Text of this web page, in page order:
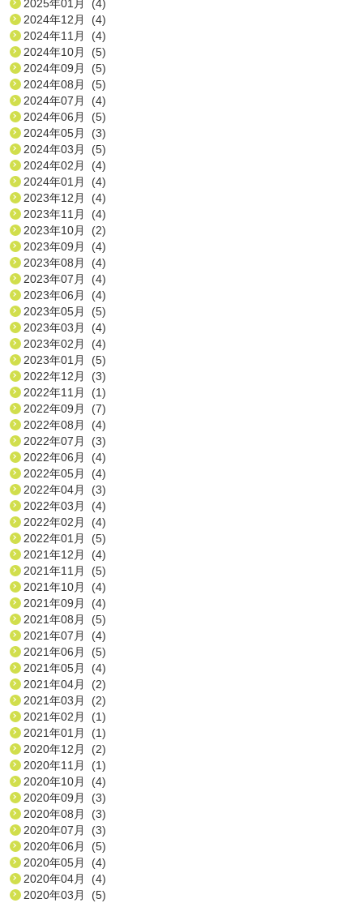
2025年01月 (4)
2024年12月 (4)
2024年11月 (4)
2024年10月 (5)
2024年09月 (5)
2024年08月 (5)
2024年07月 (4)
2024年06月 (5)
2024年05月 (3)
2024年03月 (5)
2024年02月 (4)
2024年01月 (4)
2023年12月 (4)
2023年11月 (4)
2023年10月 (2)
2023年09月 (4)
2023年08月 (4)
2023年07月 (4)
2023年06月 (4)
2023年05月 (5)
2023年03月 (4)
2023年02月 (4)
2023年01月 (5)
2022年12月 (3)
2022年11月 (1)
2022年09月 (7)
2022年08月 (4)
2022年07月 (3)
2022年06月 (4)
2022年05月 (4)
2022年04月 (3)
2022年03月 (4)
2022年02月 (4)
2022年01月 (5)
2021年12月 (4)
2021年11月 (5)
2021年10月 (4)
2021年09月 (4)
2021年08月 (5)
2021年07月 (4)
2021年06月 (5)
2021年05月 (4)
2021年04月 (2)
2021年03月 (2)
2021年02月 (1)
2021年01月 (1)
2020年12月 (2)
2020年11月 (1)
2020年10月 (4)
2020年09月 (3)
2020年08月 (3)
2020年07月 (3)
2020年06月 (5)
2020年05月 (4)
2020年04月 (4)
2020年03月 (5)